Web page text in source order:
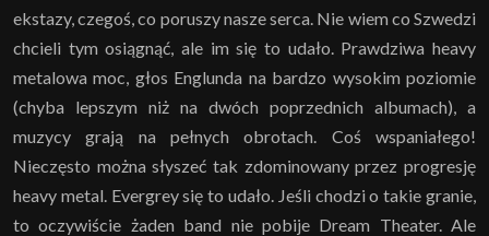
ekstazy, czegoś, co poruszy nasze serca. Nie wiem co Szwedzi
chcieli tym osiągnąć, ale im się to udało. Prawdziwa heavy
metalowa moc, głos Englunda na bardzo wysokim poziomie
(chyba lepszym niż na dwóch poprzednich albumach), a
muzycy grają na pełnych obrotach. Coś wspaniałego!
Nieczęsto można słyszeć tak zdominowany przez progresję
heavy metal. Evergrey się to udało. Jeśli chodzi o takie granie,
to oczywiście żaden band nie pobije Dream Theater. Ale